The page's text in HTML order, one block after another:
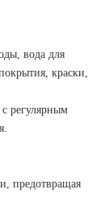
вода для
краски,
регулярным
предотвращая